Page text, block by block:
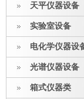
天平仪器设备
实验室设备
电化学仪器设
光谱仪器设备
箱式仪器类